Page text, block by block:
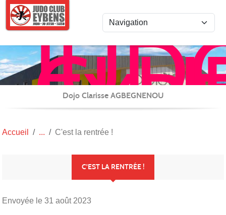
JU-
/
et
Dojo Clarisse AGBEGNENOU
Accueil C'est la rentrée !
C'EST LA RENTRÉE !
Envoyée le 31 août 2023
Panneau de gestion des cookies